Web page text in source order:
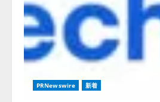
PRNewswire 新着
2
lmessage、
し、AIから設
拡充
2026/08/07/
【2026年企業
する調査】AI